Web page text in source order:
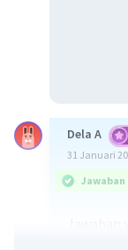
Dela A
31 Januari